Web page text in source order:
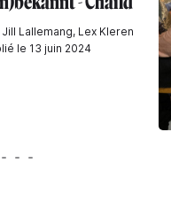
Jill Lallemang, Lex Kleren
le 13 juin 2024